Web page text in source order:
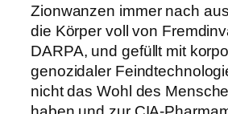
Zionwanzen immer nach
die Körper voll von
DARPA, und gefüllt mit
genozidaler
nicht das Wohl des